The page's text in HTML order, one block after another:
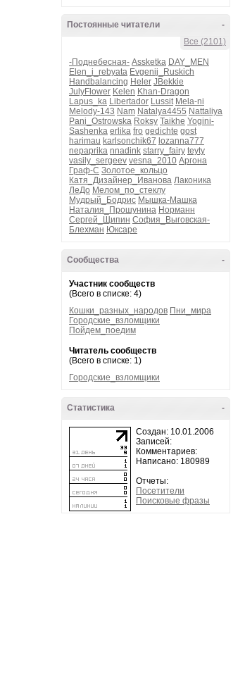
-
Постоянные читатели
Все (2101)
-Поднебесная- Assketka DAY_MEN
Elen_i_rebyata Evgenij_Ruskich
Handbalancing Heler JBekkie
JulyFlower Kelen Khan-Dragon
Lapus_ka Libertador Lussit Mela-ni
Melody-143 Nam Natalya4455 Nattaliya
Pani_Ostrowska Roksy Taikhe Yogini-
Sashenka erlika fro gedichte gost
harimau karlsonchik67 lozanna777
nepaprika nnadink starry_fairy teyty
vasily_sergeev vesna_2010 Аргона
Граф-С Золотое_кольцо
Катя_Дизайнер_Иванова Лаконика
ЛеДо Мелом_по_стеклу
Мудрый_Бодрис Мышка-Машка
Наталия_Прошунина Норманн
Сергей_Щипин София_Выговская-
Блехман Юксаре
-
Сообщества
Участник сообществ
(Всего в списке: 4)
Кошки_разных_народов Пни_мира
Городские_взломщики
Пойдем_поедим
Читатель сообществ
(Всего в списке: 1)
Городские_взломщики
-
Статистика
Создан: 10.01.2006
Записей:
Комментариев:
Написано: 180989
Отчеты:
Посетители
Поисковые фразы